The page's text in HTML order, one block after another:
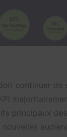
continuer de
principaux